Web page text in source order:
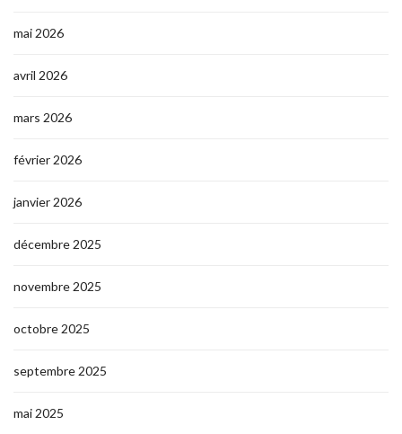
mai 2026
avril 2026
mars 2026
février 2026
janvier 2026
décembre 2025
novembre 2025
octobre 2025
septembre 2025
mai 2025